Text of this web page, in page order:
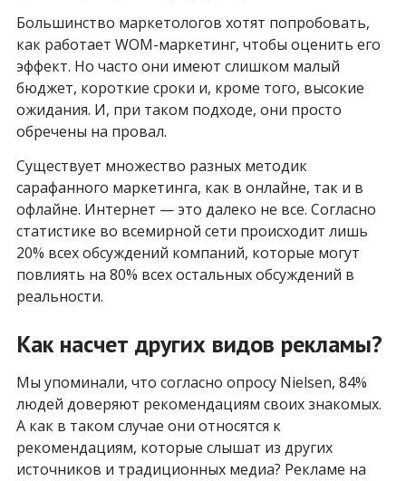
Большинство маркетологов хотят попробовать,
как работает WOM-маркетинг, чтобы оценить его
эффект. Но часто они имеют слишком малый
бюджет, короткие сроки и, кроме того, высокие
ожидания. И, при таком подходе, они просто
обречены на провал.
Существует множество разных методик
сарафанного маркетинга, как в онлайне, так и в
офлайне. Интернет — это далеко не все. Согласно
статистике во всемирной сети происходит лишь
20% всех обсуждений компаний, которые могут
повлиять на 80% всех остальных обсуждений в
реальности.
Как насчет других видов рекламы?
Мы упоминали, что согласно опросу Nielsen, 84%
людей доверяют рекомендациям своих знакомых.
А как в таком случае они относятся к
рекомендациям, которые слышат из других
источников и традиционных медиа? Рекламе на